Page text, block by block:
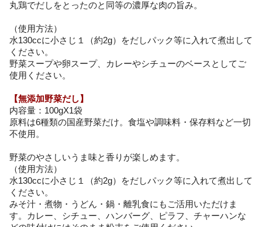
丸鶏でだしをとったのと同等の濃厚な肉の旨み。
（使用方法）
水130ccに小さじ１（約2g）をだしパック等に入れて煮出して
ください。
野菜スープや卵スープ、カレーやシチューのベースとしてご
使用ください。
【無添加野菜だし】
内容量：100gX1袋
原料は6種類の国産野菜だけ。食塩や調味料・保存料など一切
不使用。
野菜のやさしいうま味と香りが楽しめます。
（使用方法）
水130ccに小さじ１（約2g）をだしパック等に入れて煮出して
ください。
みそ汁・煮物・うどん・鍋・離乳食にもご活用いただけま
す。カレー、シチュー、ハンバーグ、ピラフ、チャーハンな